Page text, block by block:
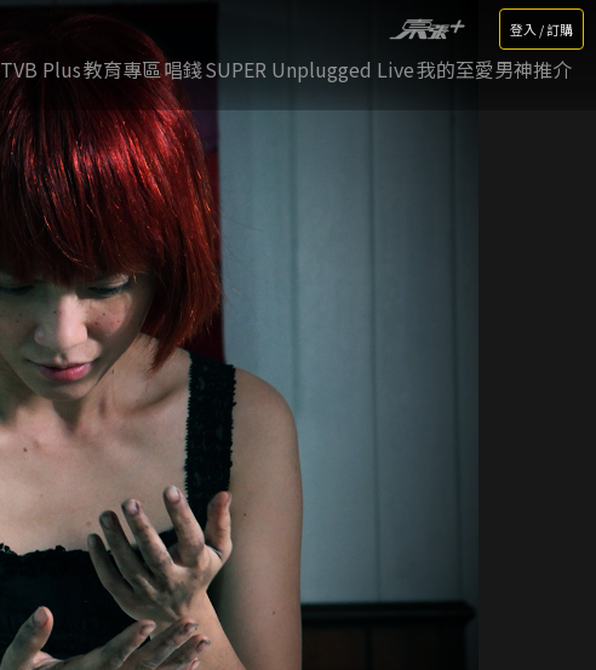
登入 / 訂購
TVB Plus教育專區唱錢SUPER Unplugged Live我的至愛男神推介